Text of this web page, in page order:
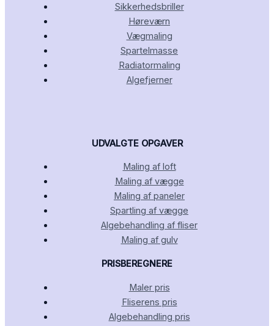
Sikkerhedsbriller
Høreværn
Vægmaling
Spartelmasse
Radiatormaling
Algefjerner
UDVALGTE OPGAVER
Maling af loft
Maling af vægge
Maling af paneler
Spartling af vægge
Algebehandling af fliser
Maling af gulv
PRISBEREGNERE
Maler pris
Fliserens pris
Algebehandling pris